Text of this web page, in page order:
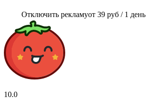
Отключить рекламуот 39 руб / 1 день
10.0